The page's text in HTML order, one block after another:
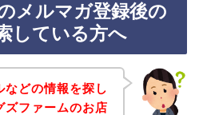
メルマガ登録後の
している方へ
などの情報を探し
ズファームのお店